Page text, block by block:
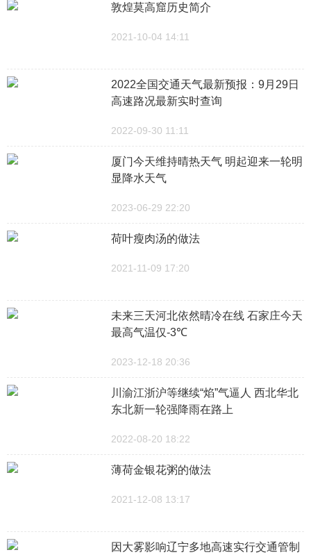
敦煌莫高窟历史简介
2021-10-04 14:11
2022全国交通天气最新预报：9月29日
高速路况最新实时查询
2022-09-30 11:11
厦门今天维持晴热天气 明起迎来一轮明
显降水天气
2023-06-29 22:20
荷叶瘦肉汤的做法
2021-11-09 17:20
未来三天河北依然晴冷在线 石家庄今天
最高气温仅-3℃
2023-12-18 20:36
川渝江浙沪等继续“焰”气逼人 西北华北
东北新一轮强降雨在路上
2022-08-20 18:22
薄荷金银花粥的做法
2021-12-08 13:17
因大雾影响辽宁多地高速实行交通管制